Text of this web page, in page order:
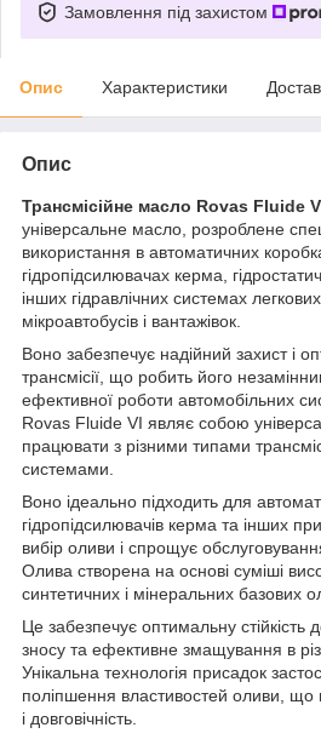
Замовлення під захистом
Опис Характеристики
Опис
Трансмісійне масло Rovas Fluide
універсальне масло, розроблене
використання в автоматичних
гідропідсилювачах керма,
інших гідравлічних системах
мікроавтобусів і вантажівок.
Воно забезпечує надійний захист і
трансмісії, що робить його
ефективної роботи автомобільних
Rovas Fluide VI являє собою
працювати з різними типами
системами.
Воно ідеально підходить для
гідропідсилювачів керма та інших
вибір оливи і спрощує
Олива створена на основі суміші
синтетичних і мінеральних базових
Це забезпечує оптимальну стійкість
зносу та ефективне змащування в
Унікальна технологія присадок
поліпшення властивостей оливи, що
і довговічність.